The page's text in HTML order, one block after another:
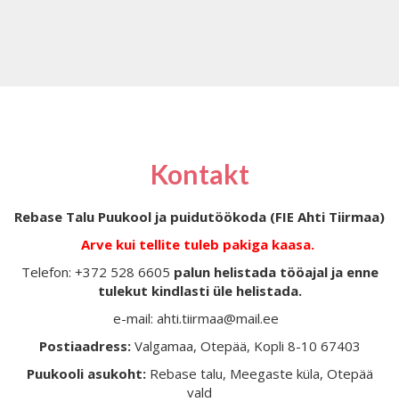
Kontakt
Rebase Talu Puukool ja puidutöökoda (FIE Ahti Tiirmaa)
Arve kui tellite tuleb pakiga kaasa.
Telefon: +372 528 6605 palun helistada tööajal ja enne
tulekut kindlasti üle helistada.
e-mail: ahti.tiirmaa@mail.ee
Postiaadress: Valgamaa, Otepää, Kopli 8-10 67403
Puukooli asukoht: Rebase talu, Meegaste küla, Otepää
vald